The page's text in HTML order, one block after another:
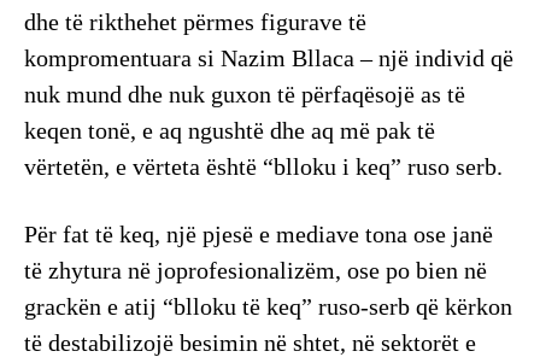
dhe të rikthehet përmes figurave të
kompromentuara si Nazim Bllaca – një individ që
nuk mund dhe nuk guxon të përfaqësojë as të
keqen tonë, e aq ngushtë dhe aq më pak të
vërtetën, e vërteta është “blloku i keq” ruso serb.
Për fat të keq, një pjesë e mediave tona ose janë
të zhytura në joprofesionalizëm, ose po bien në
grackën e atij “blloku të keq” ruso-serb që kërkon
të destabilizojë besimin në shtet, në sektorët e